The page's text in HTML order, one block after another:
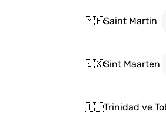
🇲🇫Saint Martin
🇸🇽Sint Maarten
🇹🇹Trinidad ve